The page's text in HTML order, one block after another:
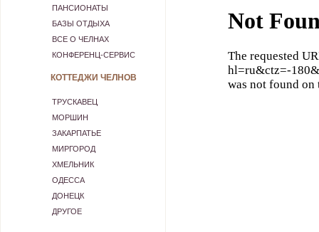
ПАНСИОНАТЫ
БАЗЫ ОТДЫХА
ВСЕ О ЧЕЛНАХ
КОНФЕРЕНЦ-СЕРВИС
КОТТЕДЖИ ЧЕЛНОВ
ТРУСКАВЕЦ
МОРШИН
ЗАКАРПАТЬЕ
МИРГОРОД
ХМЕЛЬНИК
ОДЕССА
ДОНЕЦК
ДРУГОЕ